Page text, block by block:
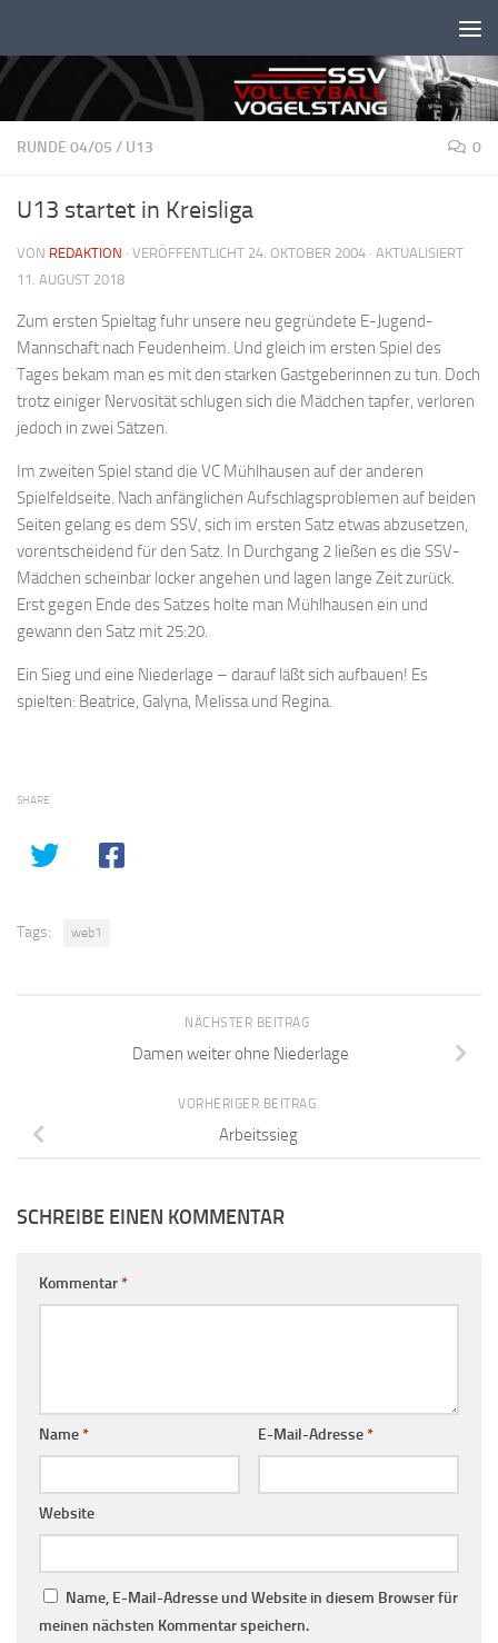
RUNDE 04/05 / U13 0
U13 startet in Kreisliga
VON REDAKTION · VERÖFFENTLICHT 24. OKTOBER 2004 · AKTUALISIERT
11. AUGUST 2018
Zum ersten Spieltag fuhr unsere neu gegründete E-Jugend-
Mannschaft nach Feudenheim. Und gleich im ersten Spiel des
Tages bekam man es mit den starken Gastgeberinnen zu tun. Doch
trotz einiger Nervosität schlugen sich die Mädchen tapfer, verloren
jedoch in zwei Sätzen.
Im zweiten Spiel stand die VC Mühlhausen auf der anderen
Spielfeldseite. Nach anfänglichen Aufschlagsproblemen auf beiden
Seiten gelang es dem SSV, sich im ersten Satz etwas abzusetzen,
vorentscheidend für den Satz. In Durchgang 2 ließen es die SSV-
Mädchen scheinbar locker angehen und lagen lange Zeit zurück.
Erst gegen Ende des Satzes holte man Mühlhausen ein und
gewann den Satz mit 25:20.
Ein Sieg und eine Niederlage – darauf läßt sich aufbauen! Es
spielten: Beatrice, Galyna, Melissa und Regina.
SHARE
Tags: web1
NÄCHSTER BEITRAG
Damen weiter ohne Niederlage
VORHERIGER BEITRAG
Arbeitssieg
SCHREIBE EINEN KOMMENTAR
Kommentar*
Name* E-Mail-Adresse*
Website
Name, E-Mail-Adresse und Website in diesem Browser für
meinen nächsten Kommentar speichern.